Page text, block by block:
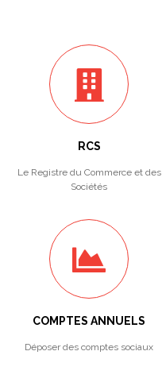
RCS
Le Registre du Commerce et des
Sociétés
COMPTES ANNUELS
Déposer des comptes sociaux